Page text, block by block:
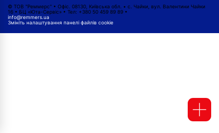
© ТОВ "Реммерс" • Офіс. 08130, Київська обл. • с. Чайки, вул. Валентини Чайки
16 • БЦ «Юта-Сервіс» • Тел: +380 50 459 89 89 •
info@remmers.ua
Змініть налаштування панелі файлів cookie